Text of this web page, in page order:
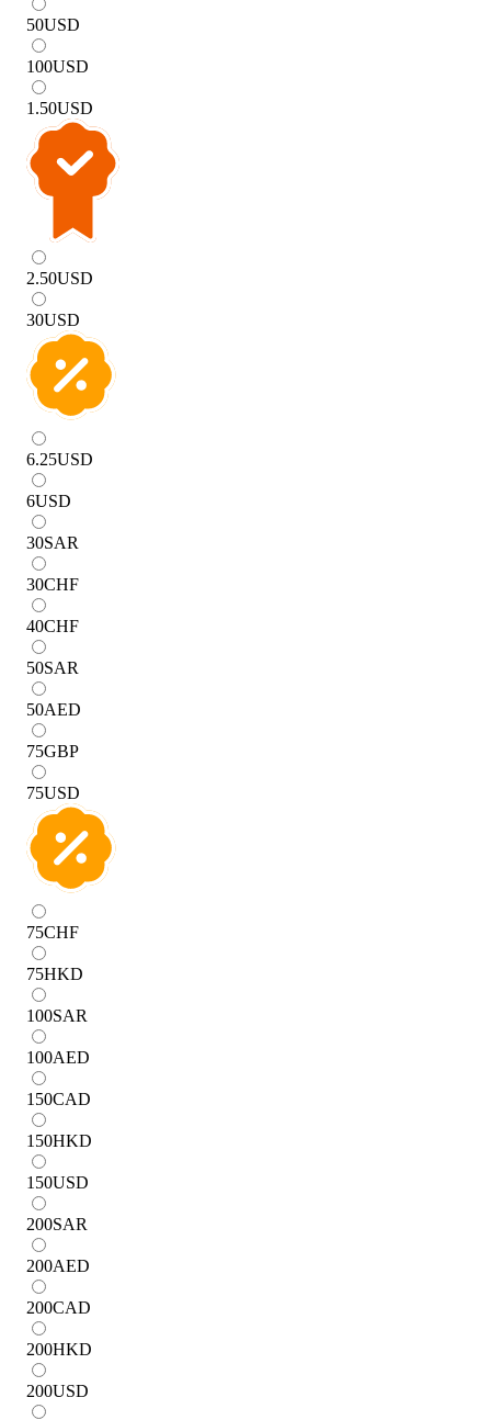
50USD
100USD
1.50USD
2.50USD
30USD
6.25USD
6USD
30SAR
30CHF
40CHF
50SAR
50AED
75GBP
75USD
75CHF
75HKD
100SAR
100AED
150CAD
150HKD
150USD
200SAR
200AED
200CAD
200HKD
200USD